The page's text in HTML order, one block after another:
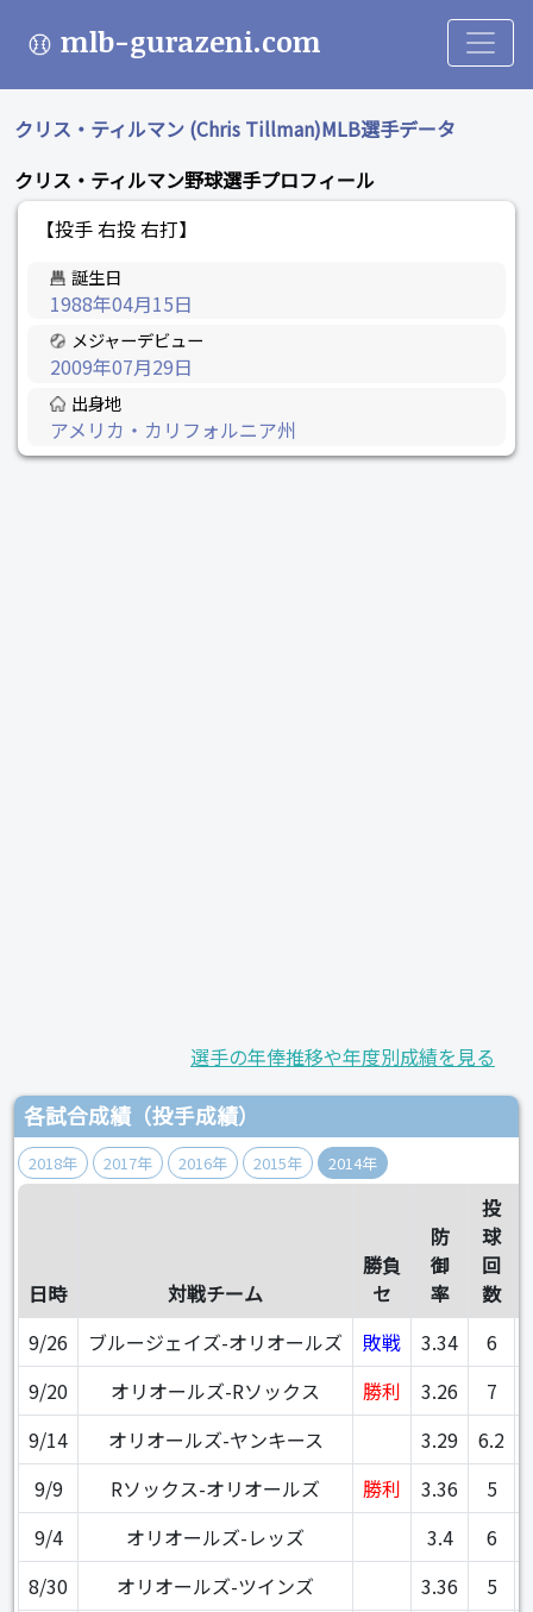
mlb-gurazeni.com
クリス・ティルマン (Chris Tillman)MLB選手データ
クリス・ティルマン野球選手プロフィール
【投手 右投 右打】
誕生日
1988年04月15日
メジャーデビュー
2009年07月29日
出身地
アメリカ・カリフォルニア州
選手の年俸推移や年度別成績を見る
各試合成績（投手成績）
2018年 2017年 2016年 2015年 2014年
日時 対戦チーム
勝負
セ
防
御
率
投
球
回
数
9/26
ブルージェイズ-オリオールズ 敗戦 3.34 6
9/20
オリオールズ-Rソックス 勝利 3.26 7
9/14
オリオールズ-ヤンキース 3.29 6.2
9/9
Rソックス-オリオールズ 勝利 3.36 5
9/4
オリオールズ-レッズ 3.4 6
8/30
オリオールズ-ツインズ 3.36 5